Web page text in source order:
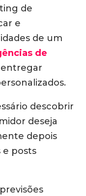
de
e
de um
de
descobrir
deseja
depois
e posts